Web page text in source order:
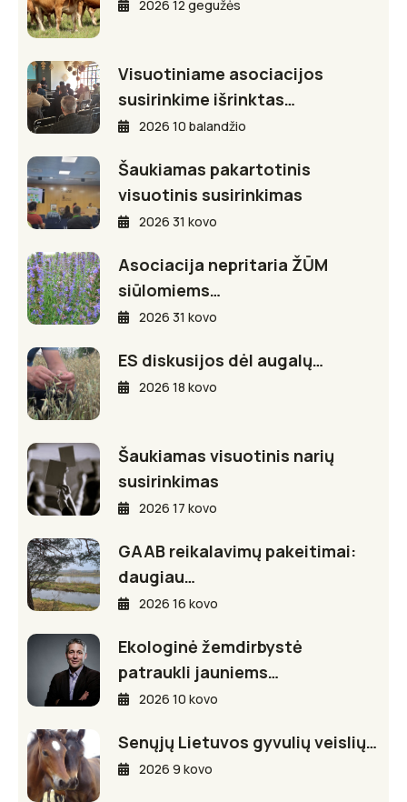
2026 12 gegužės
Visuotiniame asociacijos
susirinkime išrinktas…
2026 10 balandžio
Šaukiamas pakartotinis
visuotinis susirinkimas
2026 31 kovo
Asociacija nepritaria ŽŪM
siūlomiems…
2026 31 kovo
ES diskusijos dėl augalų…
2026 18 kovo
Šaukiamas visuotinis narių
susirinkimas
2026 17 kovo
GAAB reikalavimų pakeitimai:
daugiau…
2026 16 kovo
Ekologinė žemdirbystė
patraukli jauniems…
2026 10 kovo
Senųjų Lietuvos gyvulių veislių…
2026 9 kovo